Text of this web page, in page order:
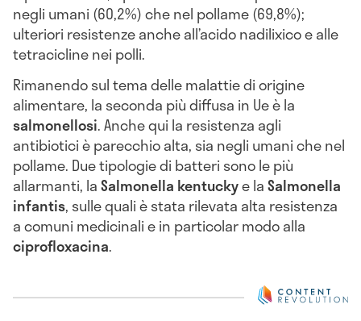
negli umani (60,2%) che nel pollame (69,8%);
ulteriori resistenze anche all’acido nadilixico e alle
tetracicline nei polli.
Rimanendo sul tema delle malattie di origine
alimentare, la seconda più diffusa in Ue è la
salmonellosi. Anche qui la resistenza agli
antibiotici è parecchio alta, sia negli umani che nel
pollame. Due tipologie di batteri sono le più
allarmanti, laSalmonella kentuckye laSalmonella
infantis, sulle quali è stata rilevata alta resistenza
a comuni medicinali e in particolar modo alla
ciprofloxacina.